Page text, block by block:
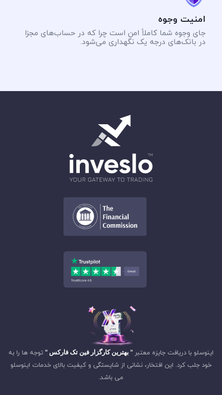
امنیت وجوه
جای وجوه شما کاملاً امن است چرا که در حساب‌های مجزا
در بانک‌های درجه یک نگهداری می‌شود.
اینوسلو با دریافت جایزه معتبر " بهترین کارگزار فین تک فارکس " توجه ها را به
خود جلب کرد. این افتخار، نشانی از شایستگی و کیفیت بالای خدمات اینوسلو
می باشد.